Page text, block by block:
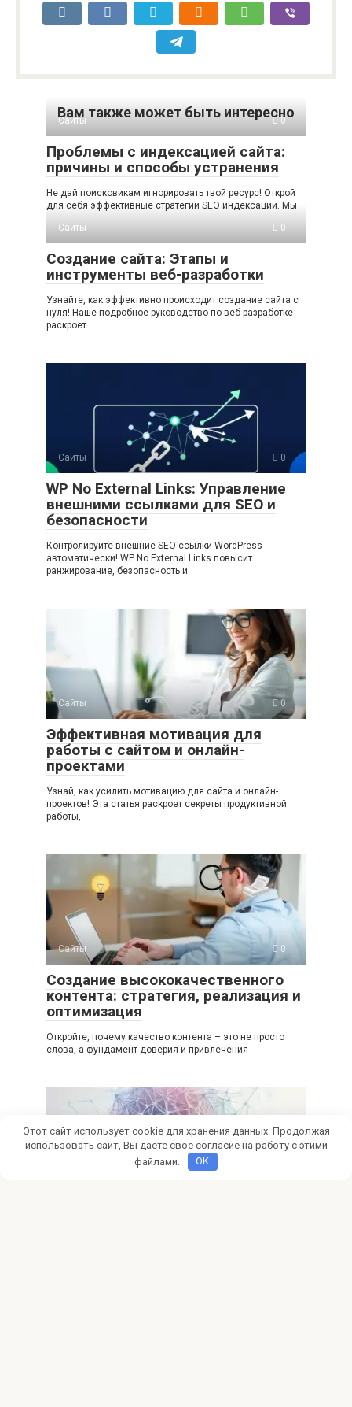
Вам также может быть интересно
Сайты 0
Проблемы с индексацией сайта:
причины и способы устранения
Не дай поисковикам игнорировать твой ресурс! Открой
для себя эффективные стратегии SEO индексации. Мы
Сайты
0
Создание сайта: Этапы и
инструменты веб-разработки
Узнайте, как эффективно происходит создание сайта с
нуля! Наше подробное руководство по веб-разработке
раскроет
Сайты 0
WP No External Links: Управление
внешними ссылками для SEO и
безопасности
Контролируйте внешние SEO ссылки WordPress
автоматически! WP No External Links повысит
ранжирование, безопасность и
Сайты 0
Эффективная мотивация для
работы с сайтом и онлайн-
проектами
Узнай, как усилить мотивацию для сайта и онлайн-
проектов! Эта статья раскроет секреты продуктивной
работы,
Сайты 0
Создание высококачественного
контента: стратегия, реализация и
оптимизация
Откройте, почему качество контента – это не просто
слова, а фундамент доверия и привлечения
Этот сайт использует cookie для хранения данных. Продолжая
использовать сайт, Вы даете свое согласие на работу с этими
файлами.
OK